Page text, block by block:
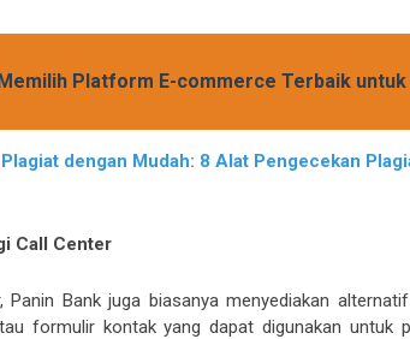
Platform E-commerce Terbaik untuk
dengan Mudah: 8 Alat Pengecekan
Call Center
Bank juga biasanya menyediakan
formulir kontak yang dapat digunakan untuk